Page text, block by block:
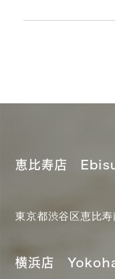
恵比寿店
東京都渋谷区恵比
横浜店